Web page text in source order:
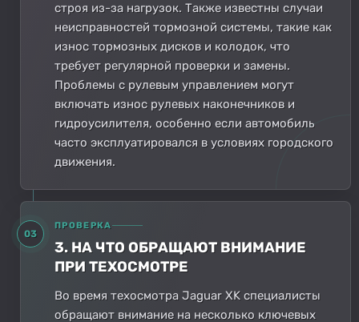
строя из-за нагрузок. Также известны случаи
неисправностей тормозной системы, такие как
износ тормозных дисков и колодок, что
требует регулярной проверки и замены.
Проблемы с рулевым управлением могут
включать износ рулевых наконечников и
гидроусилителя, особенно если автомобиль
часто эксплуатировался в условиях городского
движения.
03
ПРОВЕРКА
3. НА ЧТО ОБРАЩАЮТ ВНИМАНИЕ
ПРИ ТЕХОСМОТРЕ
Во время техосмотра Jaguar XK специалисты
обращают внимание на несколько ключевых